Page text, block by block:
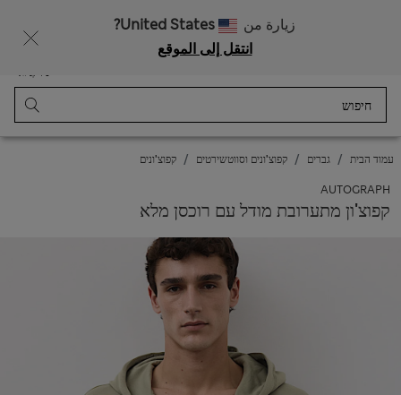
زيارة من
United States?
انتقل إلى الموقع
סל קניות
עמוד הבית גברים קפוצ'ונים וסווטשירטים קפוצ'ונים
AUTOGRAPH
קפוצ'ון מתערובת מודל עם רוכסן מלא